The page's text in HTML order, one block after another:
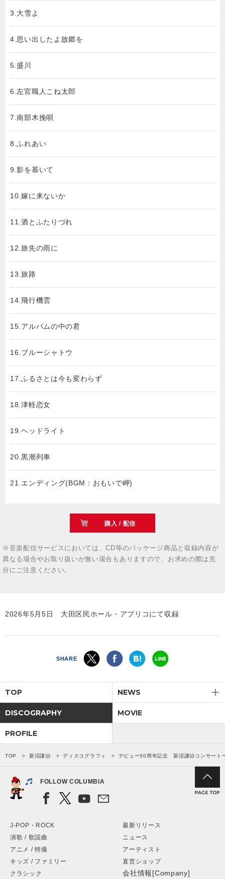
3.大雪よ
4.思い出したよ故郷を
5.盛川
6.左官職人こね太郎
7.南部木挽唄
8.ふれあい
9.影を慕いて
10.嫁に来ないか
11.酒とふたりづれ
12.旅先の雨に
13.旅路
14.飛行機雲
15.アルバムの中の君
16.ブルーシャトウ
17.ふるさとは今も変わらず
18.津軽恋女
19.ヘッドライト
20.黒潮列車
21.エンディング(BGM：おもいで岬)
購入 / 配信
※音楽配信サービスにおいては、CD等のパッケージ商品と収録内容が
異なる場合やお取り扱いが無い場合もありますので、お求めの際は充
分にご注意ください。
2026年5月5日 大田区民ホール・アプリコにて収録
SHARE
TOP NEWS
DISCOGRAPHY MOVIE
PROFILE
TOP 新沼謙治 ディスコグラフィ デビュー50周年記念 新沼謙治コンサート
FOLLOW COLUMBIA
J-POP・ROCK
演歌 / 歌謡曲
アニメ / 特撮
キッズ / ファミリー
クラシック
最新リリース
ニュース
アーティスト
直営ショップ
会社情報[Company]